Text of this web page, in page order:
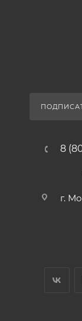
8
г.